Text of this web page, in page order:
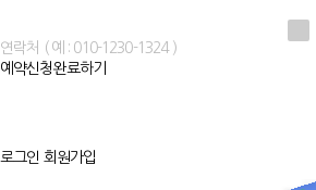
예약신청완료하기
로그인 회원가입